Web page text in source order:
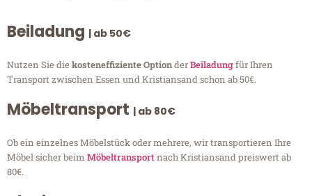
Beiladung | ab 50€
Nutzen Sie diekosteneffiziente OptionderBeiladungfür Ihren
Transport zwischen Essen und Kristiansand schon ab 50€.
Möbeltransport | ab 80€
Ob ein einzelnes Möbelstück oder mehrere, wir transportieren Ihre
Möbel sicher beim Möbeltransportnach Kristiansand preiswert ab
80€.